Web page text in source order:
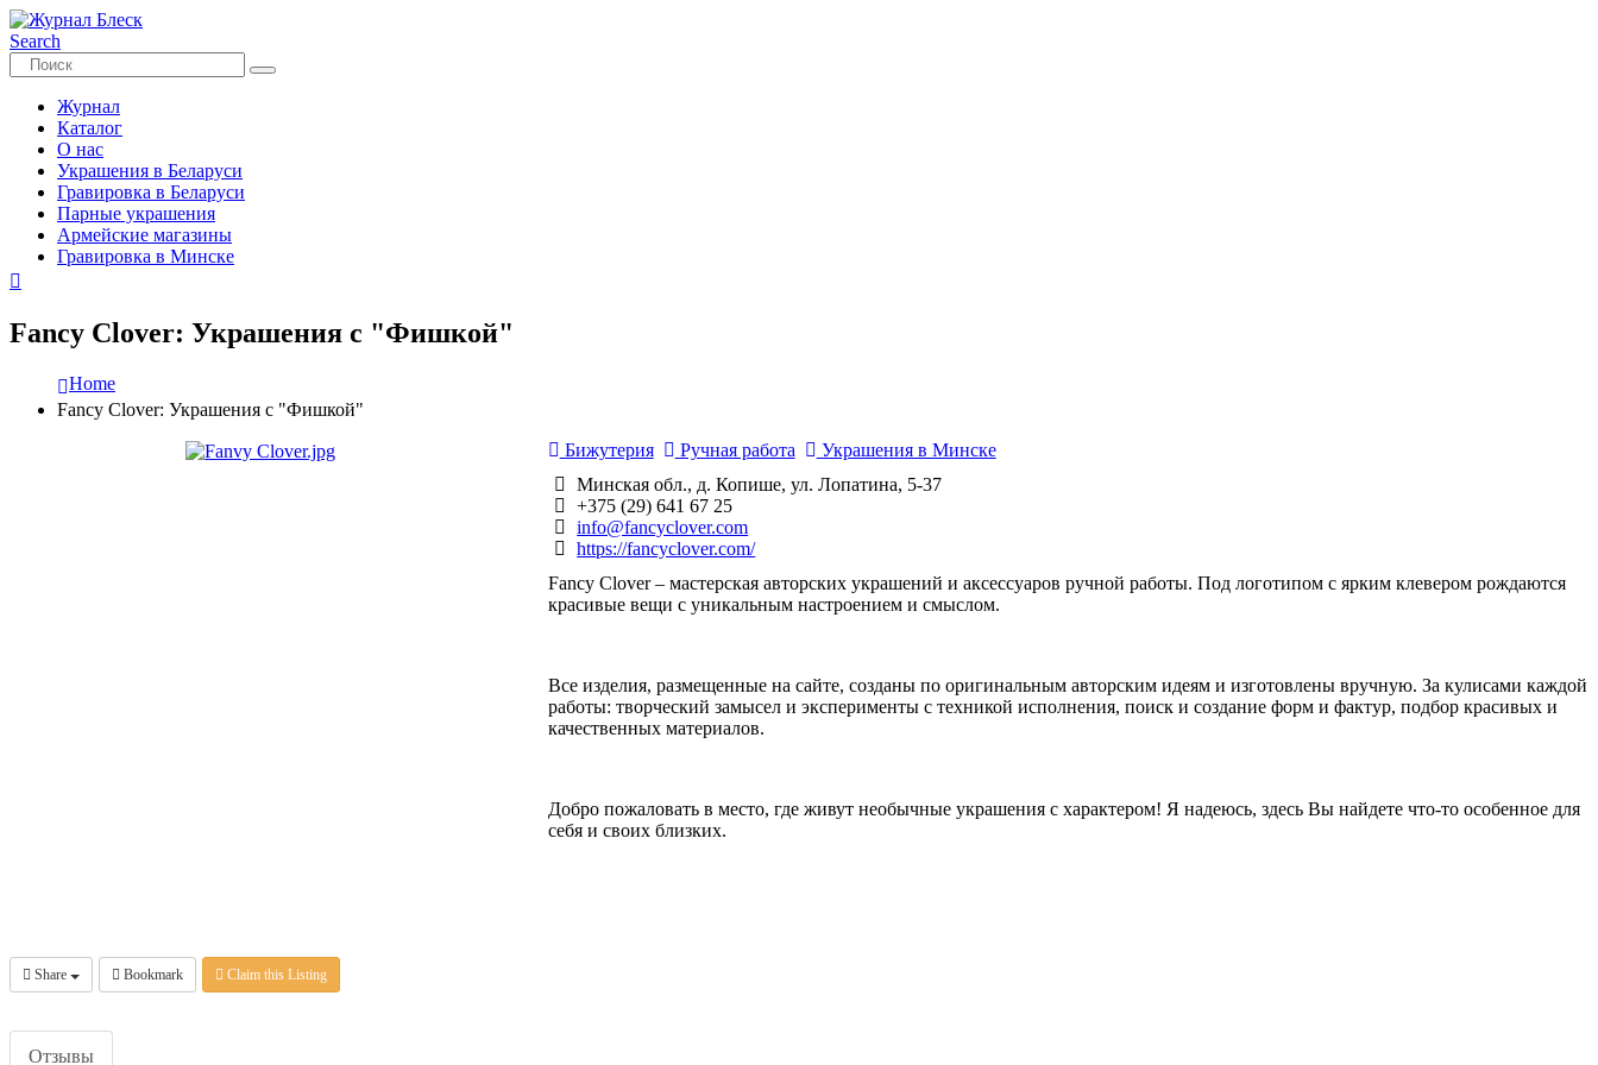
Search
Журнал
Каталог
О нас
Украшения в Беларуси
Гравировка в Беларуси
Парные украшения
Армейские магазины
Гравировка в Минске
Fancy Clover: Украшения с "Фишкой"
Home
Fancy Clover: Украшения с "Фишкой"
Бижутерия
Ручная работа
Украшения в Минске
Минская обл., д. Копише, ул. Лопатина, 5-37
+375 (29) 641 67 25
info@fancyclover.com
https://fancyclover.com/
Fancy Clover – мастерская авторских украшений и аксессуаров ручной работы. Под логотипом с ярким клевером рождаются
красивые вещи с уникальным настроением и смыслом.
Все изделия, размещенные на сайте, созданы по оригинальным авторским идеям и изготовлены вручную. За кулисами каждой
работы: творческий замысел и эксперименты с техникой исполнения, поиск и создание форм и фактур, подбор красивых и
качественных материалов.
Добро пожаловать в место, где живут необычные украшения с характером! Я надеюсь, здесь Вы найдете что-то особенное для
себя и своих близких.
Share Bookmark Claim this Listing
Отзывы